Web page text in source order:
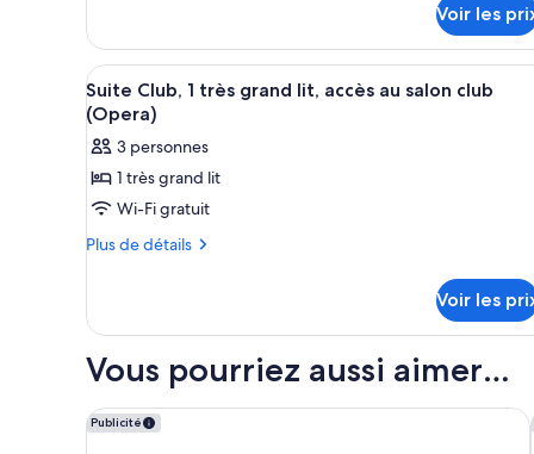
grand
lit,
balcon
le
type
de
chambre
Chambre
Luxe,
grand
lit,
balcon
Voir les
Afficher
toutes
les
photos
pour
ce
type
Suite
Club,
1
très
grand
Un salon moderne avec une
7
Suite Club, 1 très grand lit, accès au salon club
(Opera)
3 personnes
1 très grand lit
Wi-Fi gratuit
Plus de détails
Plus
le
de
Suite
Club,
Voir les
Vous pourriez aussi aimer…
Publicité
Park Hyatt Auckland